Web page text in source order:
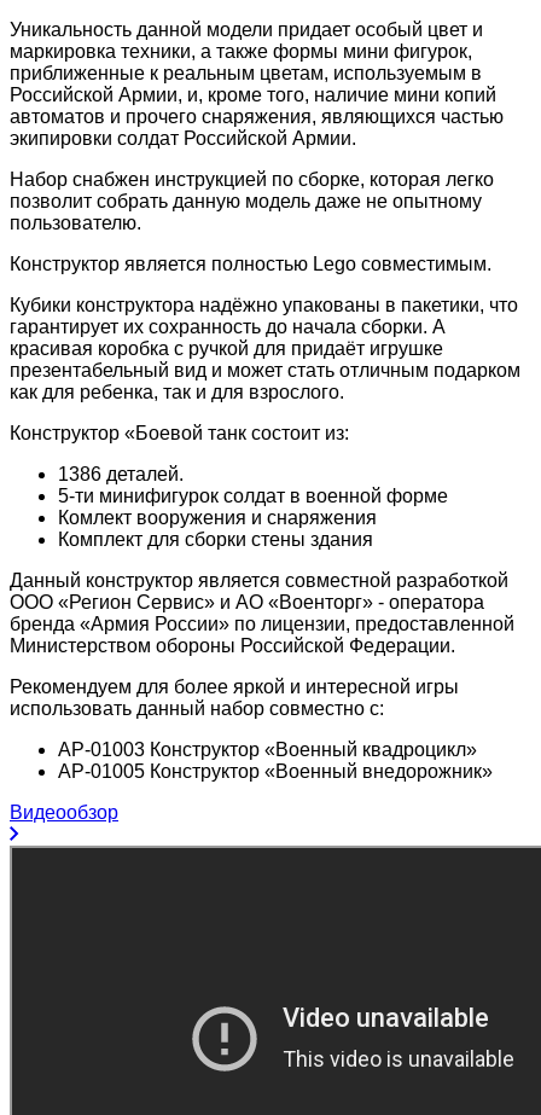
Уникальность данной модели придает особый цвет и
маркировка техники, а также формы мини фигурок,
приближенные к реальным цветам, используемым в
Российской Армии, и, кроме того, наличие мини копий
автоматов и прочего снаряжения, являющихся частью
экипировки солдат Российской Армии.
Набор снабжен инструкцией по сборке, которая легко
позволит собрать данную модель даже не опытному
пользователю.
Конструктор является полностью Lego совместимым.
Кубики конструктора надёжно упакованы в пакетики, что
гарантирует их сохранность до начала сборки. А
красивая коробка с ручкой для придаёт игрушке
презентабельный вид и может стать отличным подарком
как для ребенка, так и для взрослого.
Конструктор «Боевой танк состоит из:
1386 деталей.
5-ти минифигурок солдат в военной форме
Комлект вооружения и снаряжения
Комплект для сборки стены здания
Данный конструктор является совместной разработкой
ООО «Регион Сервис» и АО «Военторг» - оператора
бренда «Армия России» по лицензии, предоставленной
Министерством обороны Российской Федерации.
Рекомендуем для более яркой и интересной игры
использовать данный набор совместно с:
АР-01003 Конструктор «Военный квадроцикл»
АР-01005 Конструктор «Военный внедорожник»
Видеообзор